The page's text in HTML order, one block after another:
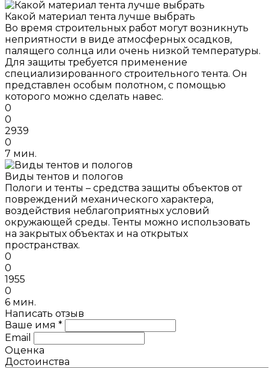
Какой материал тента лучше выбрать
Во время строительных работ могут возникнуть
неприятности в виде атмосферных осадков,
палящего солнца или очень низкой температуры.
Для защиты требуется применение
специализированного строительного тента. Он
представлен особым полотном, с помощью
которого можно сделать навес.
0
0
2939
0
7 мин.
Виды тентов и пологов
Пологи и тенты – средства защиты объектов от
повреждений механического характера,
воздействия неблагоприятных условий
окружающей среды. Тенты можно использовать
на закрытых объектах и на открытых
пространствах.
0
0
1955
0
6 мин.
Написать отзыв
Ваше имя *
Email
Оценка
Достоинства